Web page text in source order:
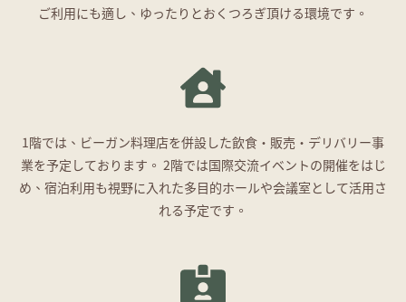
ご利用にも適し、ゆったりとおくつろぎ頂ける環境です。
1階では、ビーガン料理店を併設した飲食・販売・デリバリー事
業を予定しております。 2階では国際交流イベントの開催をはじ
め、宿泊利用も視野に入れた多目的ホールや会議室として活用さ
れる予定です。